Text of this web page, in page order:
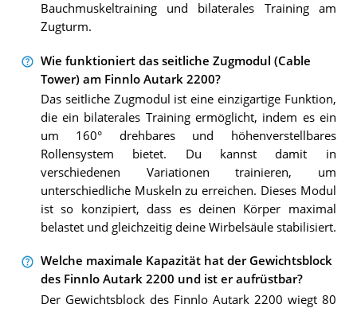
Bauchmuskeltraining und bilaterales Training am
Zugturm.
Wie funktioniert das seitliche Zugmodul (Cable
Tower) am Finnlo Autark 2200?
Das seitliche Zugmodul ist eine einzigartige Funktion,
die ein bilaterales Training ermöglicht, indem es ein
um 160° drehbares und höhenverstellbares
Rollensystem bietet. Du kannst damit in
verschiedenen Variationen trainieren, um
unterschiedliche Muskeln zu erreichen. Dieses Modul
ist so konzipiert, dass es deinen Körper maximal
belastet und gleichzeitig deine Wirbelsäule stabilisiert.
Welche maximale Kapazität hat der Gewichtsblock
des Finnlo Autark 2200 und ist er aufrüstbar?
Der Gewichtsblock des Finnlo Autark 2200 wiegt 80